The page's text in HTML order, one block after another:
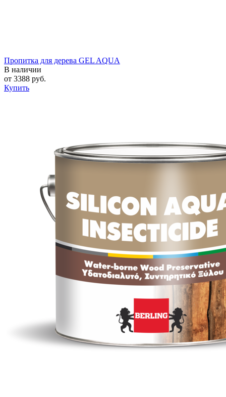
Пропитка для дерева GEL AQUA
В наличии
от 3388 руб.
Купить